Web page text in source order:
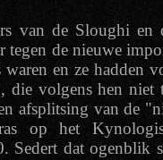
van de Sloughi en
tegen de nieuwe
en ze hadden
die volgens hen niet
afsplitsing van de
op het
Sedert dat ogenblik